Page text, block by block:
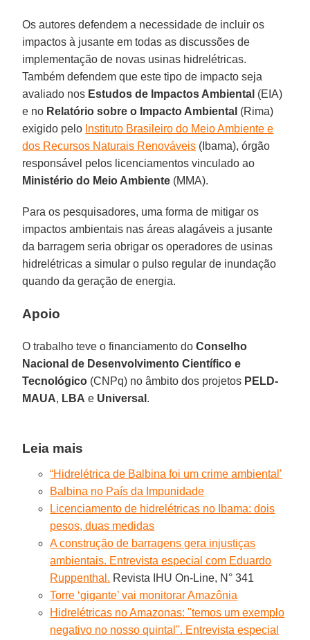
Os autores defendem a necessidade de incluir os
impactos à jusante em todas as discussões de
implementação de novas usinas hidrelétricas.
Também defendem que este tipo de impacto seja
avaliado nos Estudos de Impactos Ambiental (EIA)
e no Relatório sobre o Impacto Ambiental (Rima)
exigido pelo Instituto Brasileiro do Meio Ambiente e
dos Recursos Naturais Renováveis (Ibama), órgão
responsável pelos licenciamentos vinculado ao
Ministério do Meio Ambiente (MMA).
Para os pesquisadores, uma forma de mitigar os
impactos ambientais nas áreas alagáveis a jusante
da barragem seria obrigar os operadores de usinas
hidrelétricas a simular o pulso regular de inundação
quando da geração de energia.
Apoio
O trabalho teve o financiamento doConselho
Nacional de Desenvolvimento Científico e
Tecnológico (CNPq) no âmbito dos projetos PELD-
MAUA, LBA e Universal .
Leia mais
“Hidrelétrica de Balbina foi um crime ambiental’
Balbina no País da Impunidade
Licenciamento de hidrelétricas no Ibama: dois
pesos, duas medidas
A construção de barragens gera injustiças
ambientais. Entrevista especial com Eduardo
Ruppenthal. Revista IHU On-Line, N° 341
Torre ‘gigante’ vai monitorar Amazônia
Hidrelétricas no Amazonas: ''temos um exemplo
negativo no nosso quintal''. Entrevista especial